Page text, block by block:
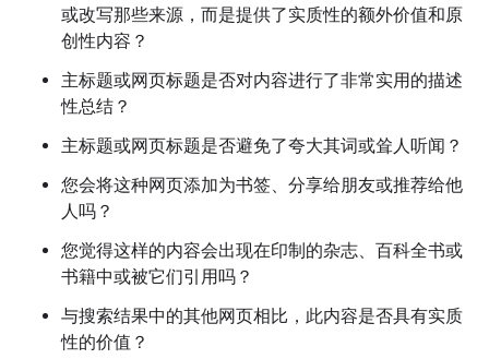
或改写那些来源，而是提供了实质性的额外价值和原
创性内容？
主标题或网页标题是否对内容进行了非常实用的描述
性总结？
主标题或网页标题是否避免了夸大其词或耸人听闻？
您会将这种网页添加为书签、分享给朋友或推荐给他
人吗？
您觉得这样的内容会出现在印制的杂志、百科全书或
书籍中或被它们引用吗？
与搜索结果中的其他网页相比，此内容是否具有实质
性的价值？